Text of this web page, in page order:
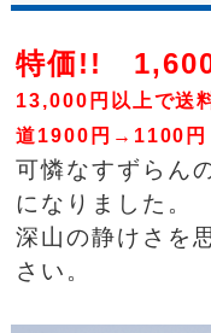
特価!! 1,600
13,000円以上で送
道1900円→1100
可憐なすずらん
になりました。
深山の静けさを
さい。